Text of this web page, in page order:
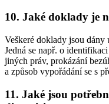
10. Jaké doklady je
Veškeré doklady jsou dány
Jedná se např. o
jiných práv, prokázání
a způsob vypořádání se s
11. Jaké jsou